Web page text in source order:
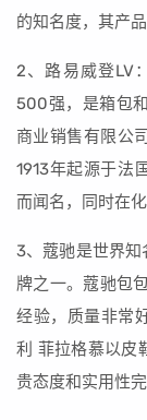
的知名度，其产
2、路易威登LV
500强，是箱包
商业销售有限公
1913年起源于法
而闻名，同时在
3、蔻驰是世界知
牌之一。蔻驰包
经验，质量非常
利 菲拉格慕以皮
贵态度和实用性